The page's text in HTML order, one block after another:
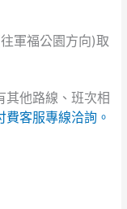
軍福公園方向)取
其他路線、班次相
費客服專線洽詢。